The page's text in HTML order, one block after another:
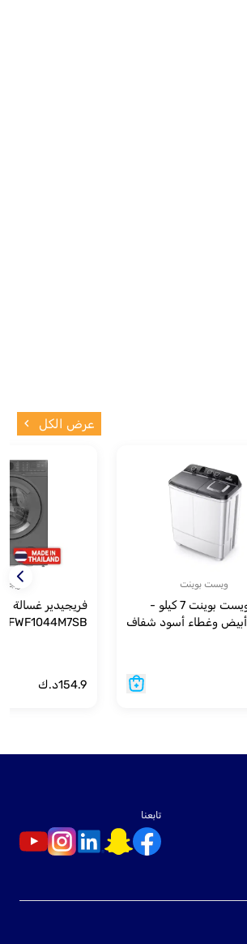
عرض الكل
ويست بوينت
غسالة ويست بوينت 7 كيلو -
وغطاء أسود شفاف
FWF1044M7SB - فضي
154.9د.ك
تابعنا